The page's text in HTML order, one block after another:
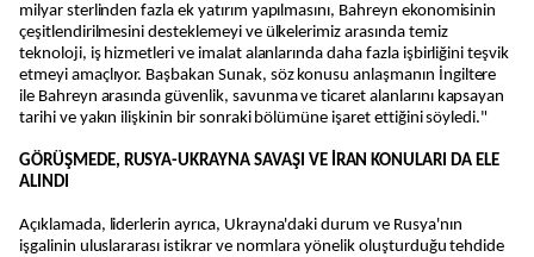
milyar sterlinden fazla ek yatırım yapılmasını, Bahreyn ekonomisinin
çeşitlendirilmesini desteklemeyi ve ülkelerimiz arasında temiz
teknoloji, iş hizmetleri ve imalat alanlarında daha fazla işbirliğini teşvik
etmeyi amaçlıyor. Başbakan Sunak, söz konusu anlaşmanın İngiltere
ile Bahreyn arasında güvenlik, savunma ve ticaret alanlarını kapsayan
tarihi ve yakın ilişkinin bir sonraki bölümüne işaret ettiğini söyledi."
GÖRÜŞMEDE, RUSYA-UKRAYNA SAVAŞI VE İRAN KONULARI DA ELE
ALINDI
Açıklamada, liderlerin ayrıca, Ukrayna'daki durum ve Rusya'nın
işgalinin uluslararası istikrar ve normlara yönelik oluşturduğu tehdide